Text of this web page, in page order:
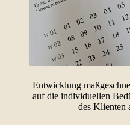
Entwicklung
auf die individuellen
des Klienten